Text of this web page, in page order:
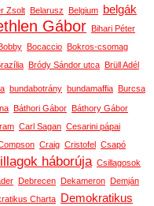
Zsolt Belarusz Belgium belgák
Gábor
Bihari Péter
Bobby Bocaccio
Bokros-csomag
Bródy Sándor utca Brüll Adél
bundabotrány bundamaffia Burcsa
Báthori Gábor
Báthory Gábor
Carl Sagan Cesarini pápai
Craig Cristofel
Csapó
háborúja Csillagosok
Debrecen Dekameron
Demján
Charta
Demokratikus